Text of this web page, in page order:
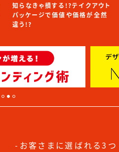
知らなきゃ損する!?テイクアウト
パッケージで価値や価格が全然
違う!?
お客さまに選ばれる3つ